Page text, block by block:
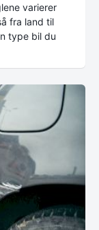
varierer
fra land til
type bil du